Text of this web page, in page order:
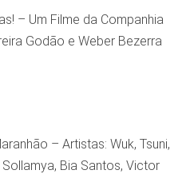
– Um Filme da Companhia
Godão e Weber Bezerra
– Artistas: Wuk, Tsuni,
Bia Santos, Victor